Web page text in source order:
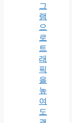
그
램
으
로
트
래
픽
을
높
여
도